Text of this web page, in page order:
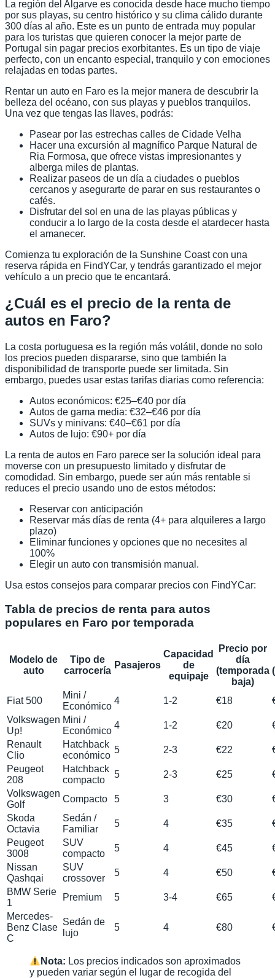
La región del Algarve es conocida desde hace mucho tiempo
por sus playas, su centro histórico y su clima cálido durante
300 días al año. Este es un punto de entrada muy popular
para los turistas que quieren conocer la mejor parte de
Portugal sin pagar precios exorbitantes. Es un tipo de viaje
perfecto, con un encanto especial, tranquilo y con emociones
relajadas en todas partes.
Rentar un auto en Faro es la mejor manera de descubrir la
belleza del océano, con sus playas y pueblos tranquilos.
Una vez que tengas las llaves, podrás:
Pasear por las estrechas calles de Cidade Velha
Hacer una excursión al magnífico Parque Natural de
Ria Formosa, que ofrece vistas impresionantes y
alberga miles de plantas.
Realizar paseos de un día a ciudades o pueblos
cercanos y asegurarte de parar en sus restaurantes o
cafés.
Disfrutar del sol en una de las playas públicas y
conducir a lo largo de la costa desde el atardecer hasta
el amanecer.
Comienza tu exploración de la Sunshine Coast con una
reserva rápida en FindYCar, y tendrás garantizado el mejor
vehículo a un precio que te encantará.
¿Cuál es el precio de la renta de
autos en Faro?
La costa portuguesa es la región más volátil, donde no solo
los precios pueden dispararse, sino que también la
disponibilidad de transporte puede ser limitada. Sin
embargo, puedes usar estas tarifas diarias como referencia:
Autos económicos: €25–€40 por día
Autos de gama media: €32–€46 por día
SUVs y minivans: €40–€61 por día
Autos de lujo: €90+ por día
La renta de autos en Faro parece ser la solución ideal para
moverse con un presupuesto limitado y disfrutar de
comodidad. Sin embargo, puede ser aún más rentable si
reduces el precio usando uno de estos métodos:
Reservar con anticipación
Reservar más días de renta (4+ para alquileres a largo
plazo)
Eliminar funciones y opciones que no necesites al
100%
Elegir un auto con transmisión manual.
Usa estos consejos para comparar precios con FindYCar:
Tabla de precios de renta para autos
populares en Faro por temporada
Modelo de
auto
Tipo de
carrocería
Pasajeros
Capacidad
de
equipaje
Precio por
día
(temporada
baja)
Fiat 500
Mini /
Económico
4 1-2 €18
Volkswagen
Up!
Mini /
Económico
4 1-2 €20
Renault
Clio
Hatchback
económico
5 2-3 €22
Peugeot
208
Hatchback
compacto
5 2-3 €25
Volkswagen
Golf
Compacto 5 3 €30
Skoda
Octavia
Sedán /
Familiar
5 4 €35
Peugeot
3008
SUV
compacto
5 4 €45
Nissan
Qashqai
SUV
crossover
5 4 €50
BMW Serie
1
Premium 5 3-4 €65
Mercedes-
Benz Clase
C
Sedán de
lujo
5 4 €80
Nota: Los precios indicados son aproximados
y pueden variar según el lugar de recogida del